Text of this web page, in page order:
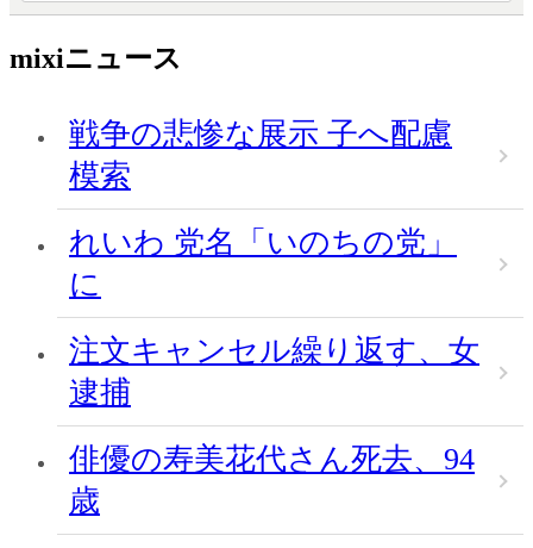
mixiニュース
戦争の悲惨な展示 子へ配慮
模索
れいわ 党名「いのちの党」
に
注文キャンセル繰り返す、女
逮捕
俳優の寿美花代さん死去、94
歳